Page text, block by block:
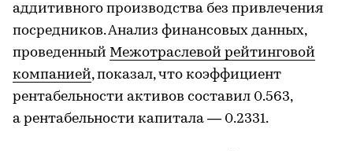
аддитивного производства без привлечения
посредников. Анализ финансовых данных,
проведенный Межотраслевой рейтинговой
компанией, показал, что коэффициент
рентабельности активов составил 0.563,
а рентабельности капитала — 0.2331.